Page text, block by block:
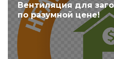
Вентиляция для
по разумной цене!